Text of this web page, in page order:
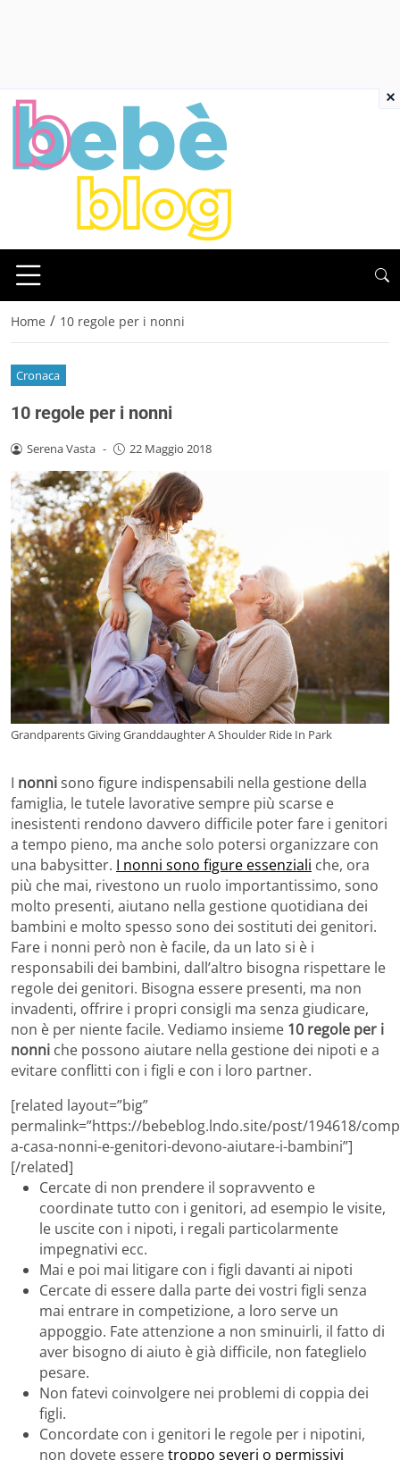
Home / 10 regole per i nonni
Cronaca
10 regole per i nonni
Serena Vasta - 22 Maggio 2018
Grandparents Giving Granddaughter A Shoulder Ride In Park
I nonnisono figure indispensabili nella gestione della
famiglia, le tutele lavorative sempre più scarse e
inesistenti rendono davvero difficile poter fare i genitori
a tempo pieno, ma anche solo potersi organizzare con
una babysitter. I nonni sono figure essenziali che, ora
più che mai, rivestono un ruolo importantissimo, sono
molto presenti, aiutano nella gestione quotidiana dei
bambini e molto spesso sono dei sostituti dei genitori.
Fare i nonni però non è facile, da un lato si è i
responsabili dei bambini, dall’altro bisogna rispettare le
regole dei genitori. Bisogna essere presenti, ma non
invadenti, offrire i propri consigli ma senza giudicare,
non è per niente facile. Vediamo insieme 10 regole per i
nonni che possono aiutare nella gestione dei nipoti e a
evitare conflitti con i figli e con i loro partner.
[related layout=”big”
permalink=”https://bebeblog.lndo.site/post/194618/
a-casa-nonni-e-genitori-devono-aiutare-i-bambini”]
[/related]
Cercate di non prendere il sopravvento e
coordinate tutto con i genitori, ad esempio le visite,
le uscite con i nipoti, i regali particolarmente
impegnativi ecc.
Mai e poi mai litigare con i figli davanti ai nipoti
Cercate di essere dalla parte dei vostri figli senza
mai entrare in competizione, a loro serve un
appoggio. Fate attenzione a non sminuirli, il fatto di
aver bisogno di aiuto è già difficile, non fateglielo
pesare.
Non fatevi coinvolgere nei problemi di coppia dei
figli.
Concordate con i genitori le regole per i nipotini,
non dovete esseretroppo severi o permissivi
×